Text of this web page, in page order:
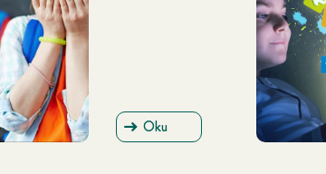
Oku